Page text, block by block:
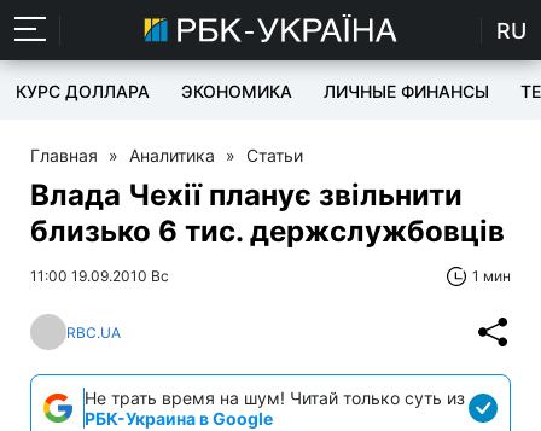
RU
КУРС ДОЛЛАРА ЭКОНОМИКА ЛИЧНЫЕ ФИНАНСЫ
Главная » Аналитика » Статьи
Влада Чехії планує звільнити
близько 6 тис. держслужбовців
11:00 19.09.2010 Вс 1 мин
RBC.UA
Не трать время на шум! Читай только суть из
РБК-Украина в Google